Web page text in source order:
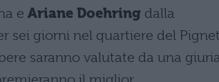
e Ariane Doehring dalla
sei giorni nel quartiere del
saranno valutate da una